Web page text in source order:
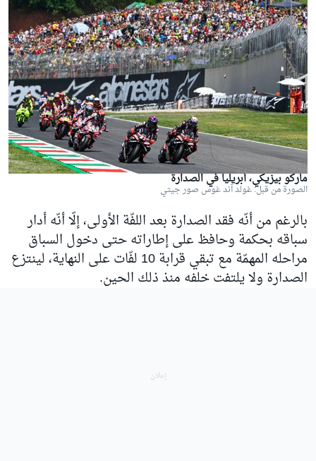
ماركو بيزيكي، أبريليا في الصدارة
الصورة من قبل: غولد آند غوس صور جيتي
بالرغم من أنّه فقد الصدارة بعد اللفّة الأولى، إلّا أنّه أدار
سباقه بحكمة وحافظ على إطاراته حتى دخول السباق
مراحله المهمّة مع تبقي قرابة 10 لفّات على النهاية، لينتزع
الصدارة ولا يلتفت خلفه منذ ذلك الحين.